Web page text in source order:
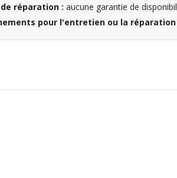
réparation : aucune garantie de
pour l'entretien ou la réparation